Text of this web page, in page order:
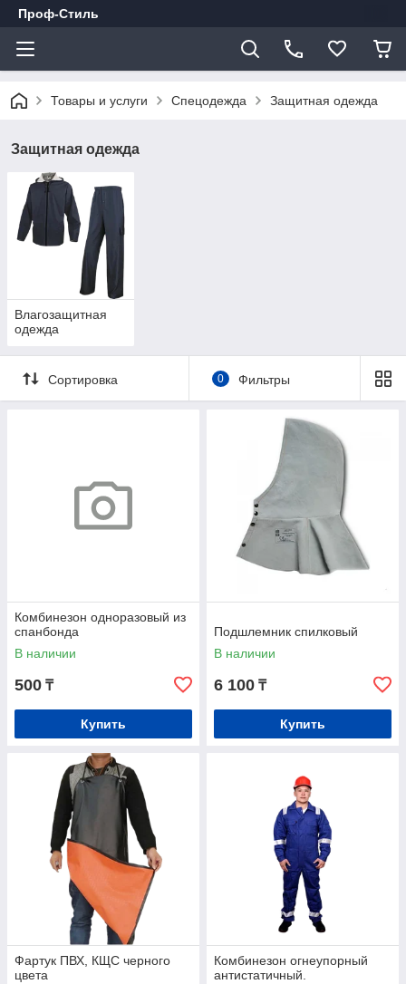
Проф-Стиль
Товары и услуги Спецодежда Защитная одежда
Защитная одежда
Влагозащитная
одежда
Сортировка 0 Фильтры
Комбинезон одноразовый из
спанбонда
В наличии
500 ₸
Купить
Подшлемник спилковый
В наличии
6 100 ₸
Купить
Фартук ПВХ, КЩС черного
цвета
Комбинезон огнеупорный
антистатичный.